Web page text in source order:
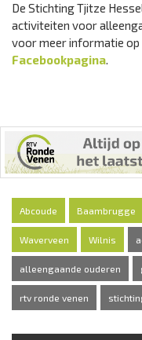
De Stichting Tjitze
activiteiten voor
voor meer informatie op
Facebookpagina.
Abcoude Baambrugge
Waverveen Wilnis
alleengaande ouderen
rtv ronde venen